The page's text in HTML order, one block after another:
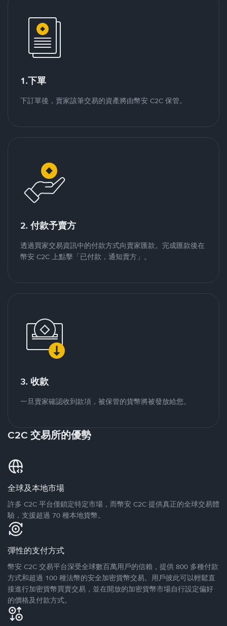
1.下單
下訂單後，賣家該筆交易的資產將由幣安 C2C 保管。
2. 付款予賣方
透過買家交易資訊中的付款方式向賣家匯款。完成匯款後在
幣安 C2C 上點擊「已付款，通知賣方」。
3. 收款
一旦賣家確認收到款項，被保管的貨幣將被發放給您。
C2C 交易所的優勢
全球及本地市場
許多 C2C 平台僅鎖定特定市場，而幣安 C2C 提供真正的全球交易體
驗，支援超過 70 種本地貨幣。
彈性的支付方式
幣安 C2C 交易平台深受全球數百萬用戶的信賴，提供 800 多種付款
方式和超過 100 種法幣的安全加密貨幣交易。用戶彼此可以輕鬆直
接進行加密貨幣買賣交易，並在開放的加密貨幣市場自行設定偏好
的價格及付款方式。